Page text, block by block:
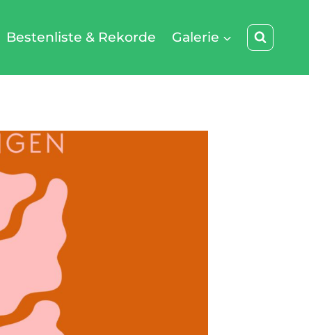
Bestenliste & Rekorde Galerie